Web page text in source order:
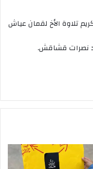
تلاوة الأخ لقمان عياش
نصرات قشاقش.